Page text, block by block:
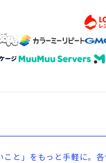
こと」をもっと手軽に。